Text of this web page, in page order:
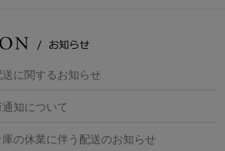
送に関するお知らせ
知について
の休業に伴う配送のお知らせ